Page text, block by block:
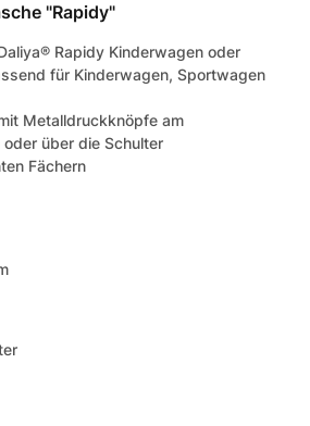
"Rapidy"
Rapidy Kinderwagen oder
für Kinderwagen, Sportwagen
Metalldruckknöpfe am
über die Schulter
Fächern